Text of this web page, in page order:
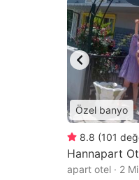
mark
key
to
get
the
Özel banyo
8.8 (101
Hannapart
apart otel · 2